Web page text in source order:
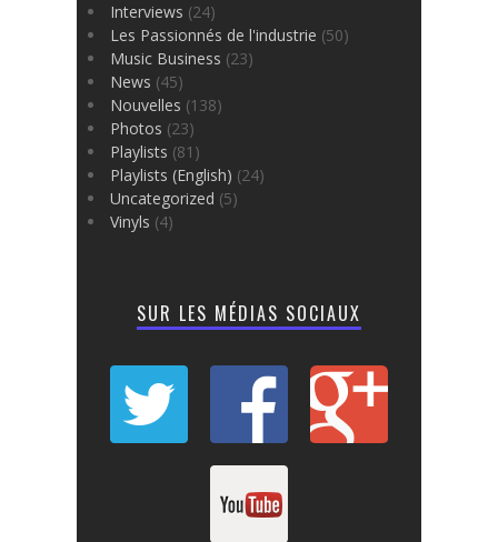
Interviews (24)
Les Passionnés de l'industrie (50)
Music Business (23)
News (45)
Nouvelles (138)
Photos (23)
Playlists (81)
Playlists (English) (24)
Uncategorized (5)
Vinyls (4)
SUR LES MÉDIAS SOCIAUX